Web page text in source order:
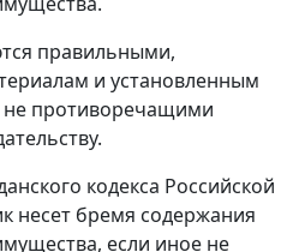
правильными,
и установленным
не противоречащими
кодекса Российской
несет бремя содержания
если иное не